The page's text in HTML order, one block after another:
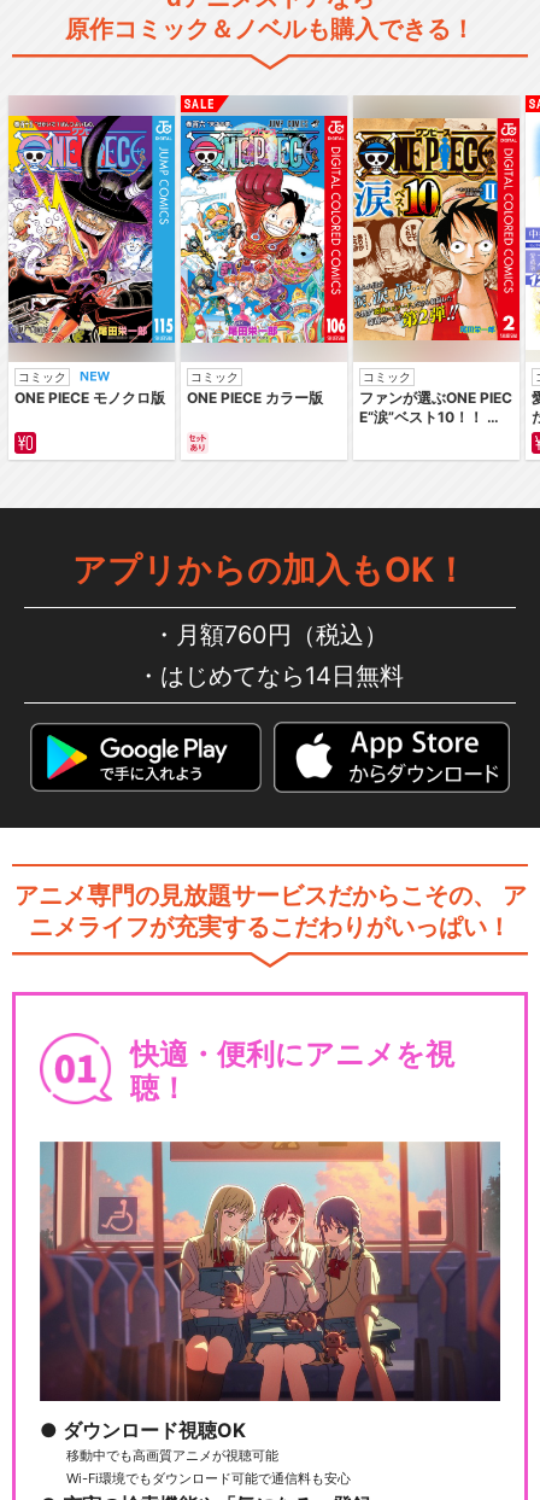
銀河英雄伝説 外伝2
銀河英雄伝説 外伝3
「銀河英雄伝説 Die Neue Th
銀河英雄伝説 Die Neue Thes
e 激突
銀河英雄伝説 Die Neue Thes
e 策謀
銀河英雄伝説 Die Neue Thes
e 激…
銀河英雄伝説 第一章 銀河帝国
編
銀河英雄伝説 第四章 前篇 激
原作コミック＆ノベルも購入できる！
コミック
ONE PIECE モノクロ版
コミック
ONE PIECE カラー版
コミック
ファンが選ぶONE PIEC
E“涙”ベスト10！！ ～
編～ カラー版
アプリからの加入もOK！
月額760円（税込）
はじめてなら14日無料
アニメ専門の見放題サービスだからこその、
ア
ニメライフが充実するこだわりがいっぱい！
快適・便利にアニメを視
聴！
ダウンロード視聴OK
移動中でも高画質アニメが視聴可能
Wi-Fi環境でもダウンロード可能で通信料も安心